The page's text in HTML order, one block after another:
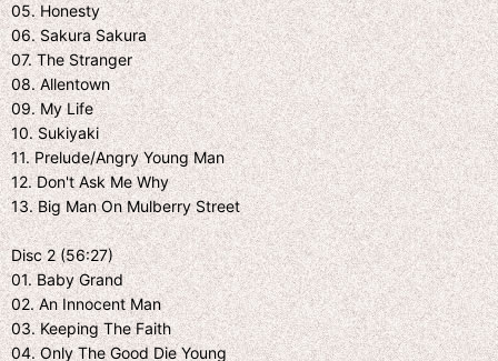
05. Honesty
06. Sakura Sakura
07. The Stranger
08. Allentown
09. My Life
10. Sukiyaki
11. Prelude/Angry Young Man
12. Don't Ask Me Why
13. Big Man On Mulberry Street
Disc 2 (56:27)
01. Baby Grand
02. An Innocent Man
03. Keeping The Faith
04. Only The Good Die Young